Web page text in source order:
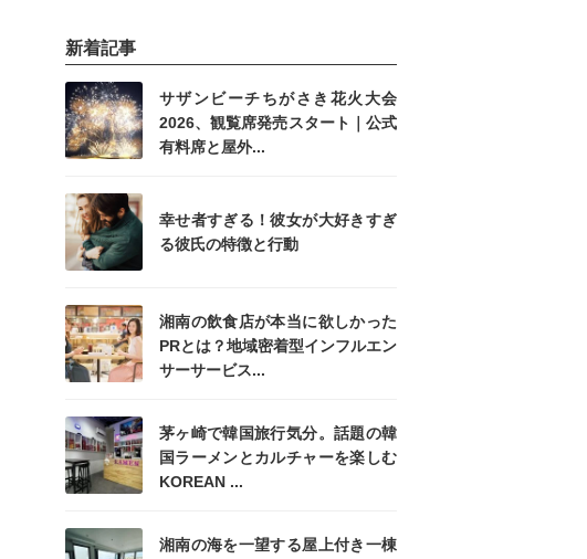
新着記事
サザンビーチちがさき花火大会
2026、観覧席発売スタート｜公式
有料席と屋外...
幸せ者すぎる！彼女が大好きすぎ
る彼氏の特徴と行動
湘南の飲食店が本当に欲しかった
PRとは？地域密着型インフルエン
サーサービス...
茅ヶ崎で韓国旅行気分。話題の韓
国ラーメンとカルチャーを楽しむ
KOREAN ...
湘南の海を一望する屋上付き一棟